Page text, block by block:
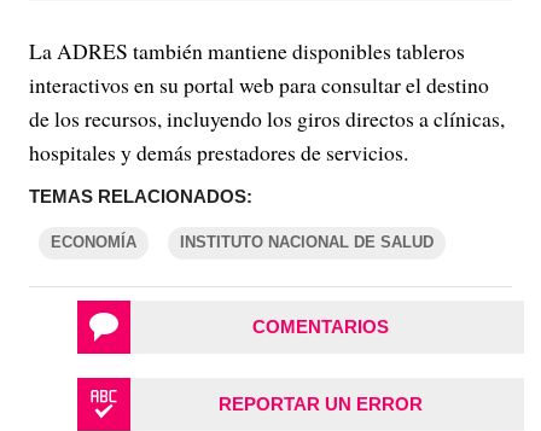
La ADRES también mantiene disponibles tableros
interactivos en su portal web para consultar el destino
de los recursos, incluyendo los giros directos a clínicas,
hospitales y demás prestadores de servicios.
TEMAS RELACIONADOS:
ECONOMÍA INSTITUTO NACIONAL DE SALUD
COMENTARIOS
REPORTAR UN ERROR